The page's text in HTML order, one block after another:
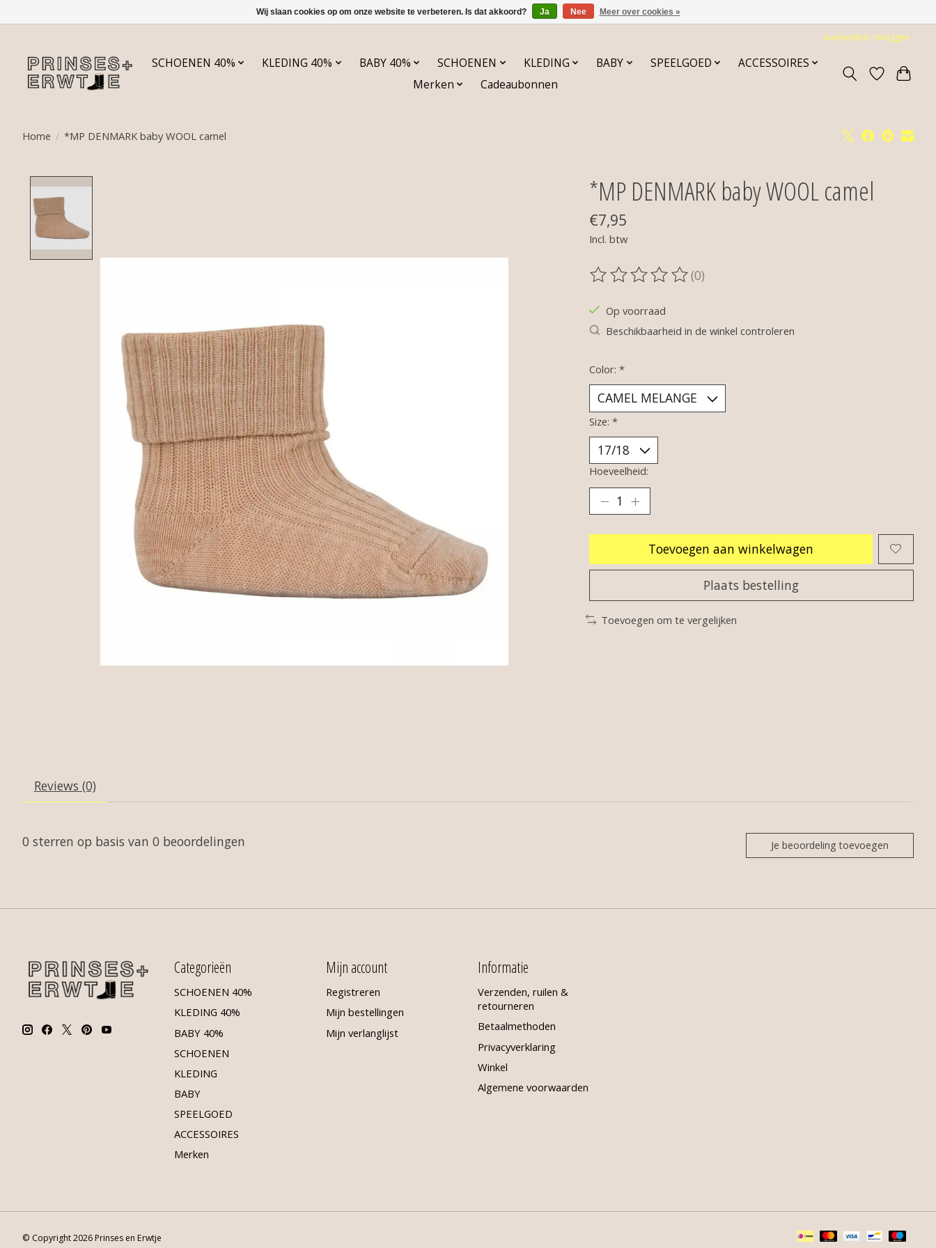
Aanmelden / Inloggen
SCHOENEN 40% KLEDING 40% BABY 40% SCHOENEN KLEDING BABY SPEELGOED
ACCESSOIRES
Merken
Cadeaubonnen
Home / *MP DENMARK baby WOOL camel
*MP DENMARK baby WOOL camel
€7,95
Incl. btw
De beoordeling van dit product is
(0)
Op voorraad
Beschikbaarheid in de winkel controleren
Color: *
Size: *
Hoeveelheid:
Toevoegen aan winkelwagen
Plaats bestelling
Toevoegen om te vergelijken
Reviews (0)
0 sterren op basis van 0 beoordelingen Je beoordeling toevoegen
Categorieën
SCHOENEN 40%
KLEDING 40%
BABY 40%
SCHOENEN
KLEDING
BABY
SPEELGOED
ACCESSOIRES
Merken
Mijn account
Registreren
Mijn bestellingen
Mijn verlanglijst
Informatie
Verzenden, ruilen &
retourneren
Betaalmethoden
Privacyverklaring
Winkel
Algemene voorwaarden
© Copyright 2026 Prinses en Erwtje
Wij slaan cookies op om onze website te verbeteren. Is dat akkoord? Ja Nee Meer over cookies »